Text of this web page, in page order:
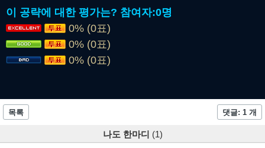
이 공략에 대한 평가는? 참여자:0명
0% (0표)
0% (0표)
0% (0표)
목록 댓글: 1 개
나도 한마디 (1)